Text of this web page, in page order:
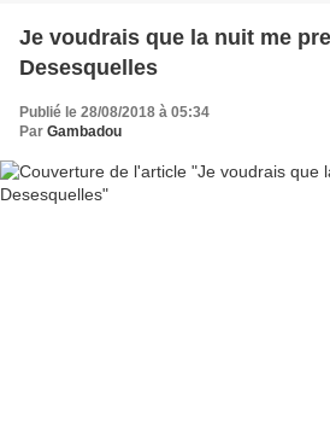
Je voudrais que la nuit me
Desesquelles
Publié le 28/08/2018 à 05:34
Par Gambadou